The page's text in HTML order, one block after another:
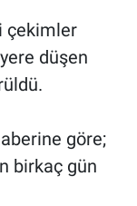
çekimler
düşen
göre;
birkaç gün